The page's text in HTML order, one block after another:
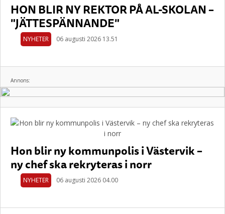
HON BLIR NY REKTOR PÅ AL-SKOLAN –
"JÄTTESPÄNNANDE"
NYHETER 06 augusti 2026 13.51
Annons:
Hon blir ny kommunpolis i Västervik –
ny chef ska rekryteras i norr
NYHETER 06 augusti 2026 04.00